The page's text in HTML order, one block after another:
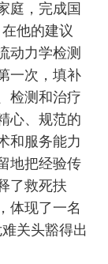
庭，完成国
他的建议
动力学检测
一次，填补
检测和治疗
心、规范的
和服务能力
地把经验传
了救死扶
体现了一名
关头豁得出